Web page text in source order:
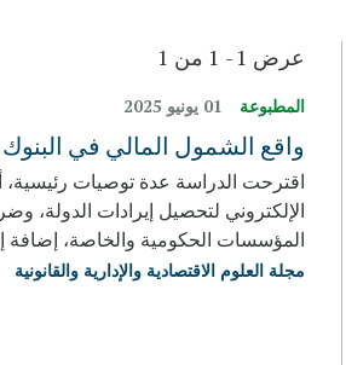
عرض 1 - 1 من 1
المطبوعة 01 يونيو 2025
واقع الشمول المالي في البنوك
اقترحت الدراسة عدة توصيات رئيسية،
الإلكتروني لتحصيل إيرادات الدولة،
المؤسسات الحكومية والخاصة، إضافة
مجلة العلوم الاقتصادية والإدارية والقانونية